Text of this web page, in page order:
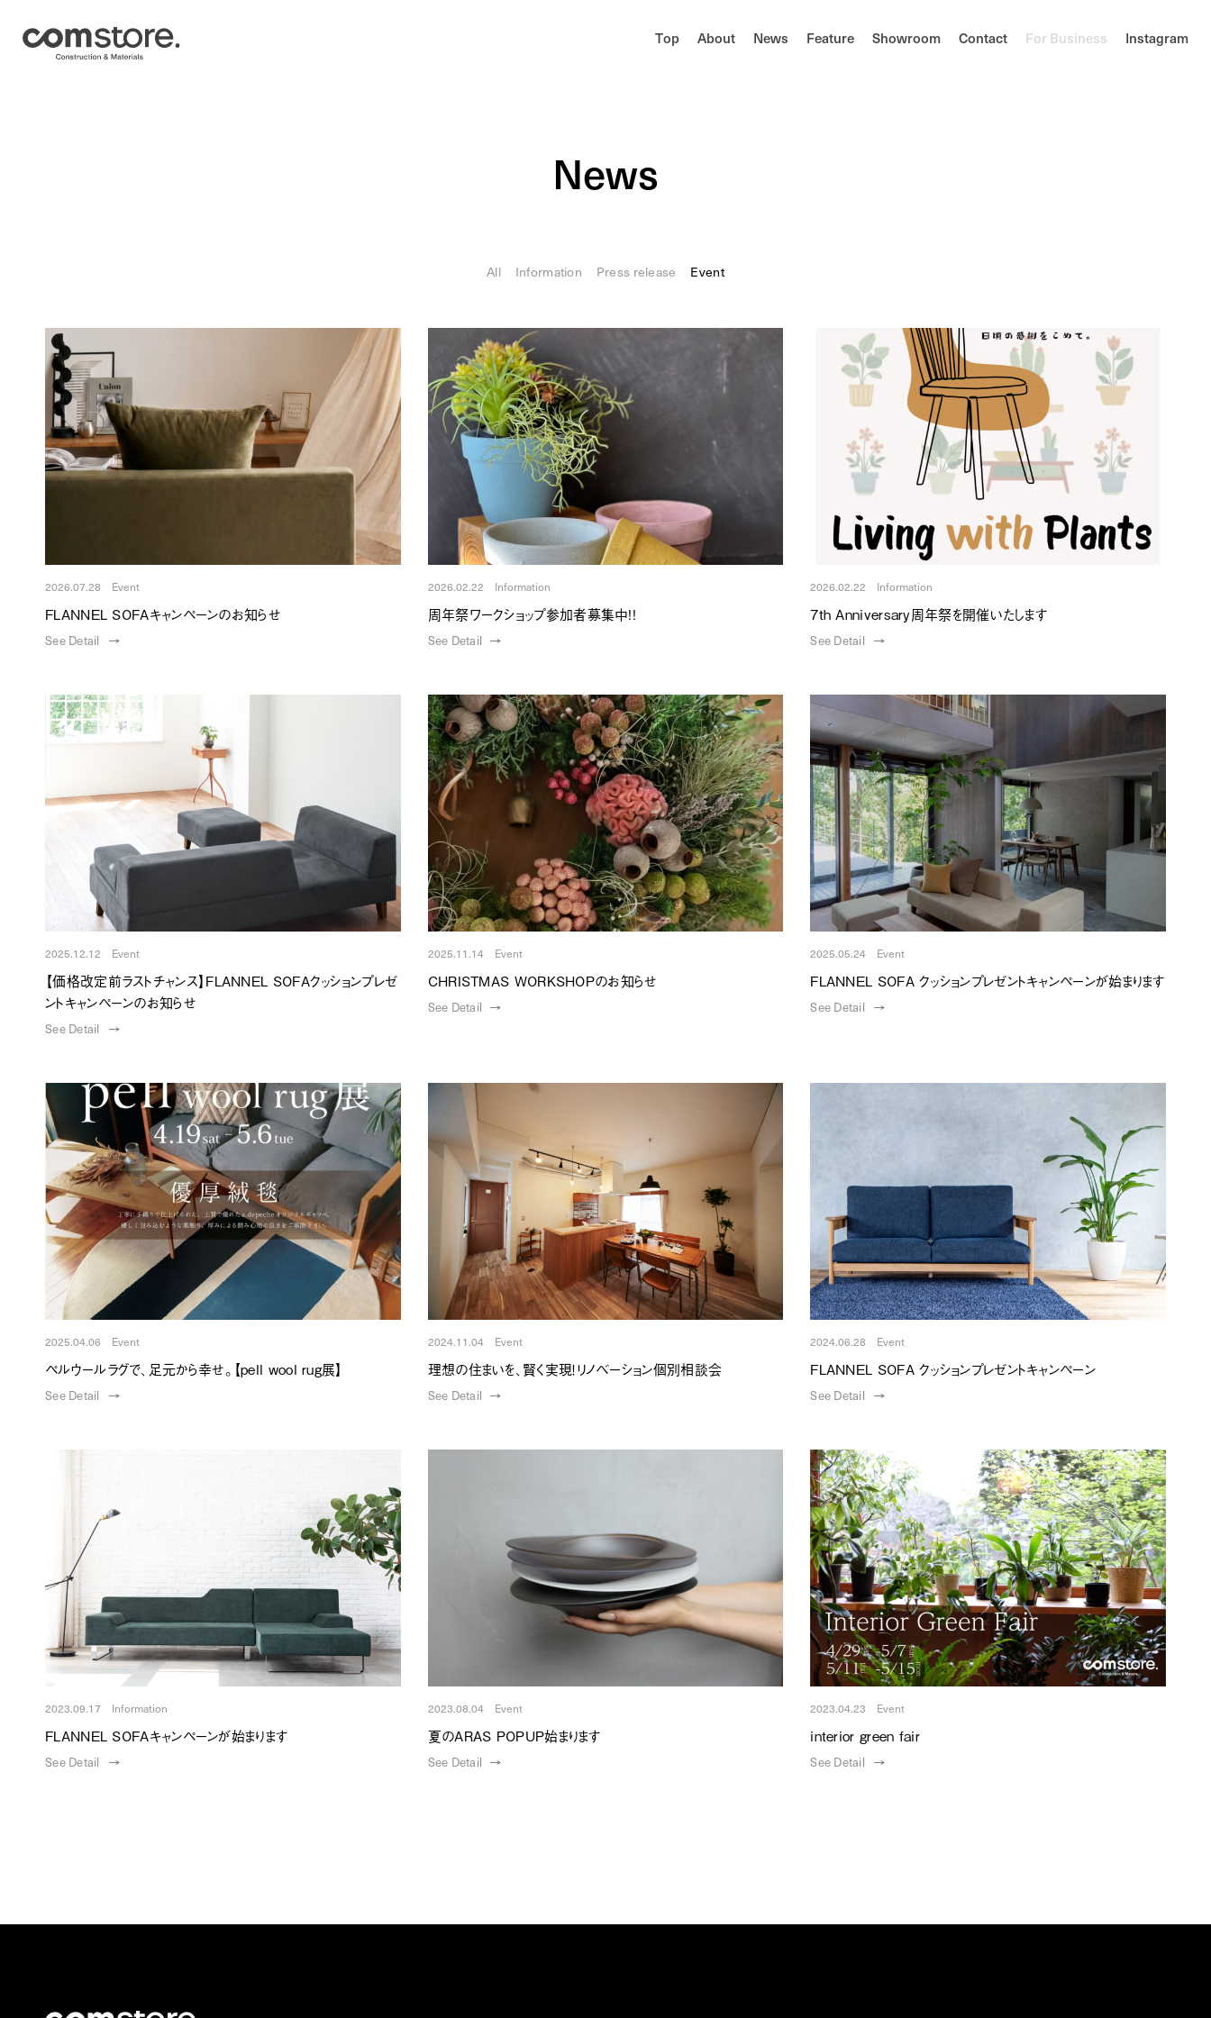
Top About News Feature Showroom Contact For Business Instagram
News
All Information Press release Event
2026.07.28 Event
FLANNEL SOFAキャンペーンのお知らせ
See Detail
2026.02.22 Information
周年祭ワークショップ参加者募集中!!
See Detail
2026.02.22 Information
7th Anniversary周年祭を開催いたします
See Detail
2025.12.12 Event
【価格改定前ラストチャンス】FLANNEL SOFAクッションプレゼ
ントキャンペーンのお知らせ
See Detail
2025.11.14 Event
CHRISTMAS WORKSHOPのお知らせ
See Detail
2025.05.24 Event
FLANNEL SOFA クッションプレゼントキャンペーンが始まります
See Detail
2025.04.06 Event
ペルウールラグで、足元から幸せ。【pell wool rug展】
See Detail
2024.11.04 Event
理想の住まいを、賢く実現！リノベーション個別相談会
See Detail
2024.06.28 Event
FLANNEL SOFA クッションプレゼントキャンペーン
See Detail
2023.09.17 Information
FLANNEL SOFAキャンペーンが始まります
See Detail
2023.08.04 Event
夏のARAS POPUP始まります
See Detail
2023.04.23 Event
interior green fair
See Detail